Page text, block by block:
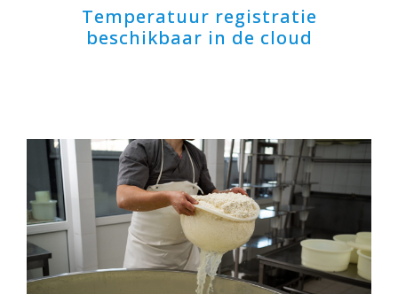
Temperatuur registratie
beschikbaar in de cloud